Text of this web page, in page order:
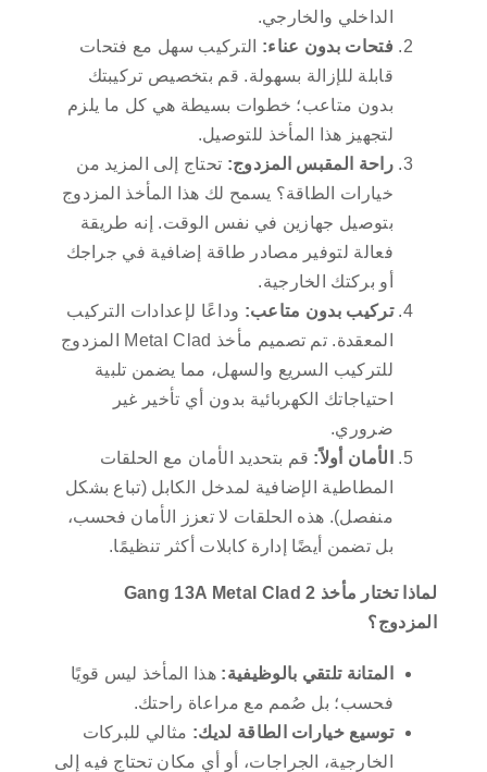
الداخلي والخارجي.
فتحات بدون عناء: التركيب سهل مع فتحات
قابلة للإزالة بسهولة. قم بتخصيص تركيبتك
بدون متاعب؛ خطوات بسيطة هي كل ما يلزم
لتجهيز هذا المأخذ للتوصيل.
راحة المقبس المزدوج: تحتاج إلى المزيد من
خيارات الطاقة؟ يسمح لك هذا المأخذ المزدوج
بتوصيل جهازين في نفس الوقت. إنه طريقة
فعالة لتوفير مصادر طاقة إضافية في جراجك
أو بركتك الخارجية.
تركيب بدون متاعب: وداعًا لإعدادات التركيب
المعقدة. تم تصميم مأخذ Metal Clad المزدوج
للتركيب السريع والسهل، مما يضمن تلبية
احتياجاتك الكهربائية بدون أي تأخير غير
ضروري.
الأمان أولاً: قم بتحديد الأمان مع الحلقات
المطاطية الإضافية لمدخل الكابل (تباع بشكل
منفصل). هذه الحلقات لا تعزز الأمان فحسب،
بل تضمن أيضًا إدارة كابلات أكثر تنظيمًا.
لماذا تختار مأخذ 2 Gang 13A Metal Clad
المزدوج؟
المتانة تلتقي بالوظيفية: هذا المأخذ ليس قويًا
فحسب؛ بل صُمم مع مراعاة راحتك.
توسيع خيارات الطاقة لديك: مثالي للبركات
الخارجية، الجراجات، أو أي مكان تحتاج فيه إلى